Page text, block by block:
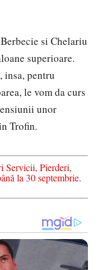
si Chelariu
superioare.
insa, pentru
le vom da curs
unor
Trofin.
Servicii, Pierderi,
la 30 septembrie.